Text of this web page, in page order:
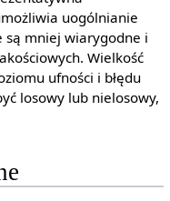
uogólnianie
są mniej wiarygodne i
Wielkość
ufności i błędu
losowy lub nielosowy,